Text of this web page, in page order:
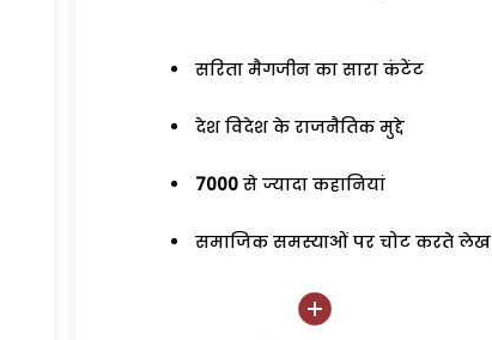
सरिता मैगजीन का सारा कंटेंट
देश विदेश के राजनैतिक मुद्दे
7000 से ज्यादा कहानियां
समाजिक समस्याओं पर चोट करते लेख